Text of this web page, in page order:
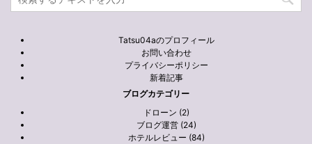
Tatsu04aのプロフィール
お問い合わせ
プライバシーポリシー
新着記事
ブログカテゴリー
ドローン (2)
ブログ運営 (24)
ホテルレビュー (84)